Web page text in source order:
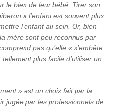
le bien de leur bébé. Tirer son
à l’enfant est souvent plus
l’enfant au sein. Or, bien
mère sont peu reconnus par
pas qu’elle « s’embête
tellement plus facile d’utiliser un
» est un choix fait par la
jugée par les professionnels de